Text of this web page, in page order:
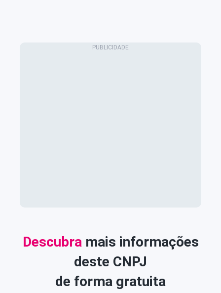
Descubra mais informações
deste CNPJ
de forma gratuita